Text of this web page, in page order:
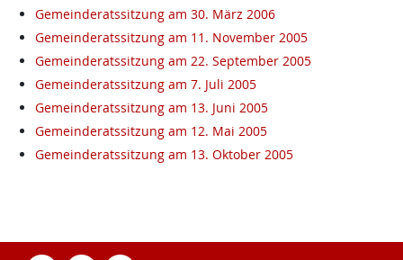
Gemeinderatssitzung am 30. März 2006
Gemeinderatssitzung am 11. November 2005
Gemeinderatssitzung am 22. September 2005
Gemeinderatssitzung am 7. Juli 2005
Gemeinderatssitzung am 13. Juni 2005
Gemeinderatssitzung am 12. Mai 2005
Gemeinderatssitzung am 13. Oktober 2005